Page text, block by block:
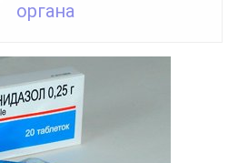
органа